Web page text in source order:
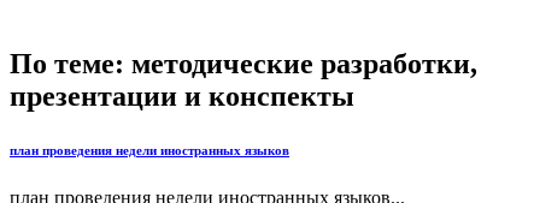
По теме: методические разработки,
презентации и конспекты
план проведения недели иностранных языков
план проведения недели иностранных языков...